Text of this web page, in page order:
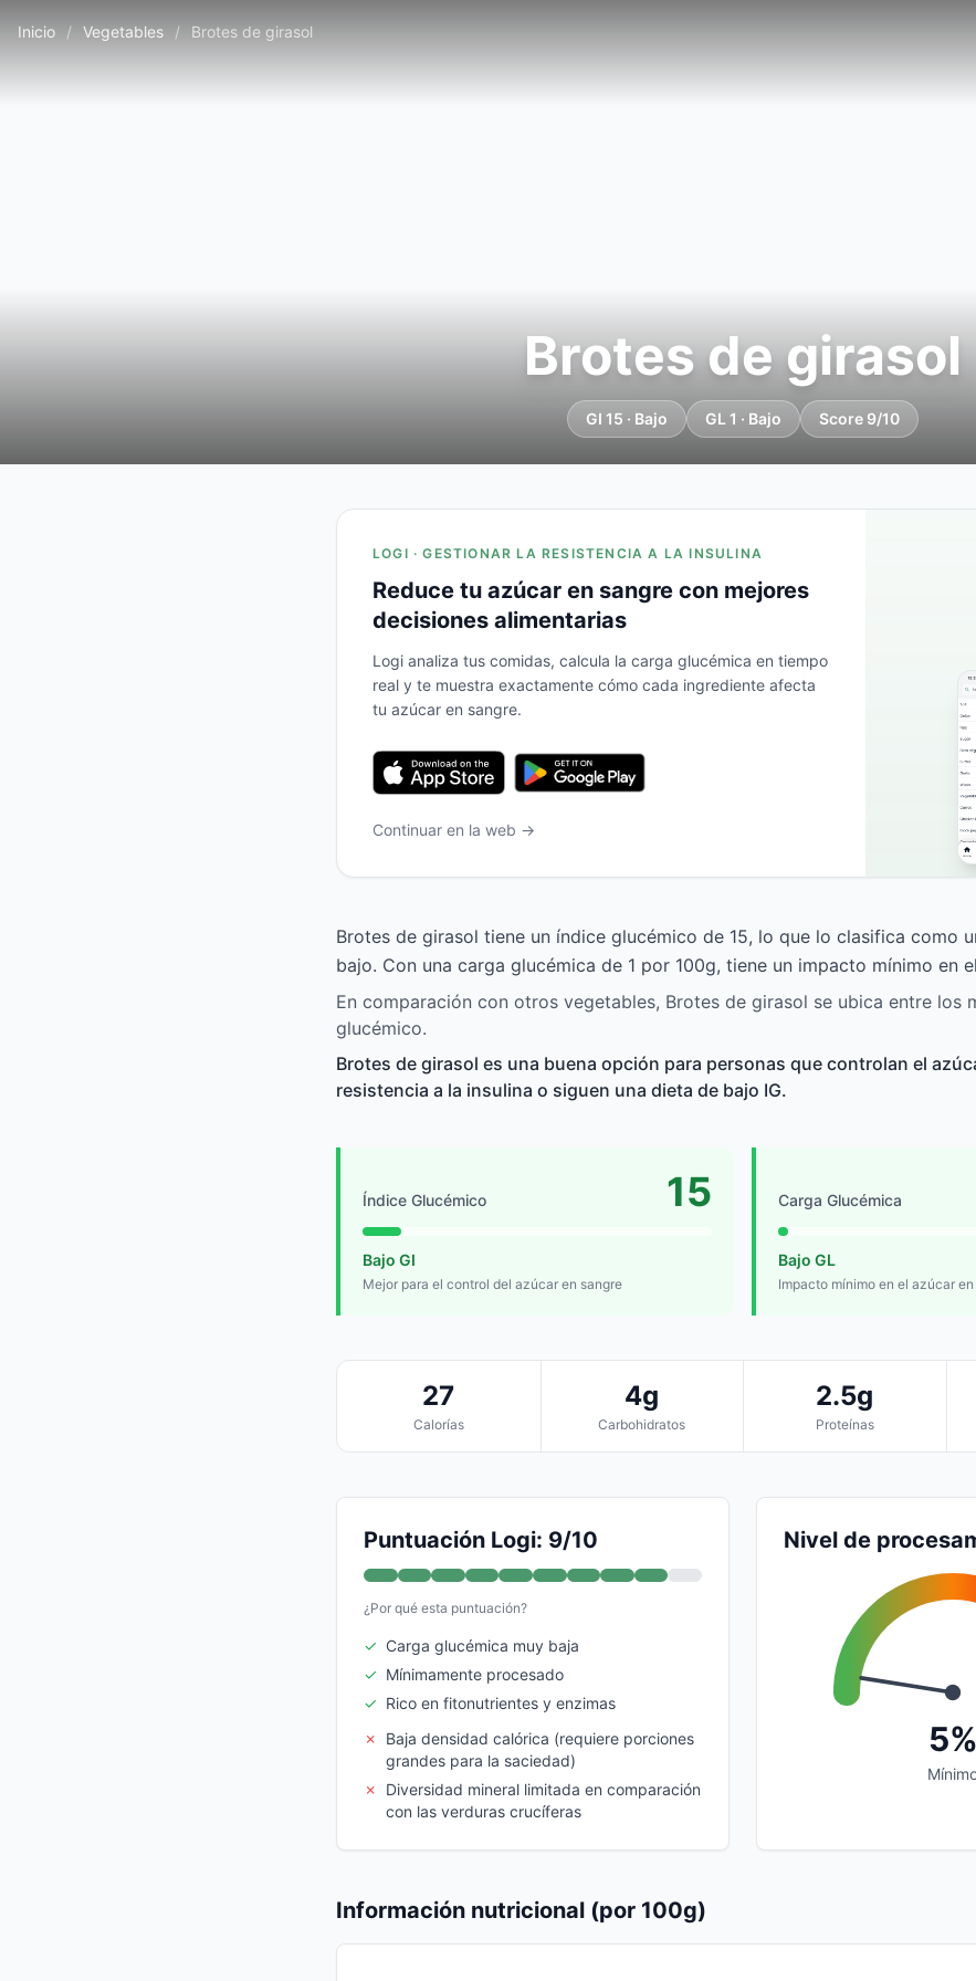
Inicio / Vegetables / Brotes de girasol
Brotes de girasol
GI 15 · Bajo GL 1 · Bajo Score 9/10
LOGI · GESTIONAR LA RESISTENCIA A LA INSULINA
Reduce tu azúcar en sangre con mejores
decisiones alimentarias
Logi analiza tus comidas, calcula la carga glucémica en tiempo
real y te muestra exactamente cómo cada ingrediente afecta
tu azúcar en sangre.
Continuar en la web →
Brotes de girasol tiene un índice glucémico de 15, lo que lo clasifica como
bajo. Con una carga glucémica de 1 por 100g, tiene un impacto mínimo en
En comparación con otros vegetables, Brotes de girasol se ubica entre los
glucémico.
Brotes de girasol es una buena opción para personas que controlan el
resistencia a la insulina o siguen una dieta de bajo IG.
Índice Glucémico 15
Bajo GI
Mejor para el control del azúcar en sangre
Carga Glucémica
Bajo GL
Impacto mínimo en el azúcar
27
Calorías
4g
Carbohidratos
2.5g
Proteínas
Puntuación Logi: 9/10
¿Por qué esta puntuación?
✓ Carga glucémica muy baja
✓ Mínimamente procesado
✓ Rico en fitonutrientes y enzimas
✗
Baja densidad calórica (requiere porciones
grandes para la saciedad)
✗
Diversidad mineral limitada en comparación
con las verduras crucíferas
Nivel de
5%
Información nutricional (por 100g)